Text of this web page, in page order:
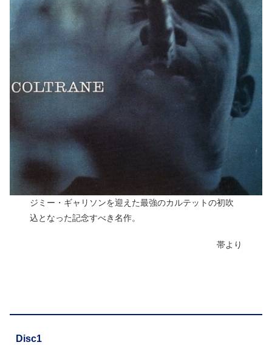
ジミー・ギャリソンを迎えた最強のカルテットの初吹
込となった記念すべき名作。
帯より
Disc1